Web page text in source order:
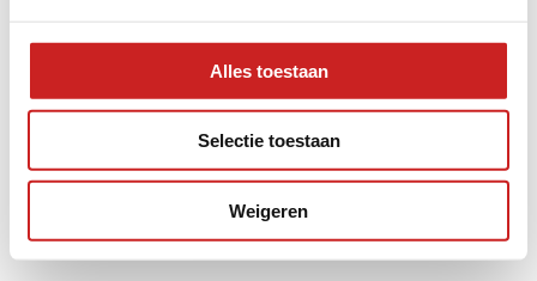
Alles toestaan
Selectie toestaan
Weigeren